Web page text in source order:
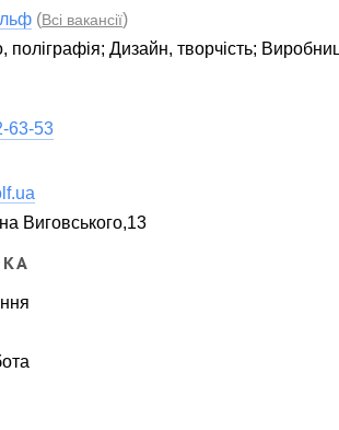
(Всі вакансії)
поліграфія;Дизайн, творчість;
63-53
Виговського,13